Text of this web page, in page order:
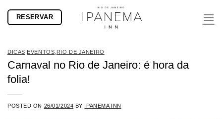
RESERVAR
DICAS EVENTOS RIO DE JANEIRO
Carnaval no Rio de Janeiro: é hora da
folia!
POSTED ON 26/01/2024 BY IPANEMA INN